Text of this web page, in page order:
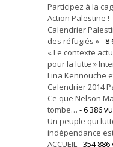
Participez à la
Action Palestine !
Calendrier
des réfugiés »- 8
« Le contexte
pour la lutte »
Lina Kennouche
Calendrier 2014
Ce que Nelson
tombe… - 6 386
Un peuple qui
indépendance
ACCUEIL- 354